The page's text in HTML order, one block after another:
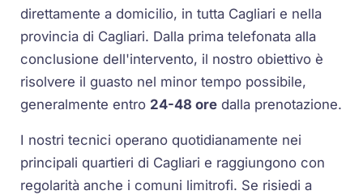
direttamente a domicilio, in tutta Cagliari e nella
provincia di Cagliari. Dalla prima telefonata alla
conclusione dell'intervento, il nostro obiettivo è
risolvere il guasto nel minor tempo possibile,
generalmente entro 24-48 ore dalla prenotazione.
I nostri tecnici operano quotidianamente nei
principali quartieri di Cagliari e raggiungono con
regolarità anche i comuni limitrofi. Se risiedi a